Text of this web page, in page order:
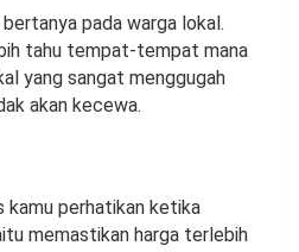
pada warga lokal.
tahu tempat-tempat mana
yang sangat menggugah
akan kecewa.
kamu perhatikan ketika
memastikan harga terlebih